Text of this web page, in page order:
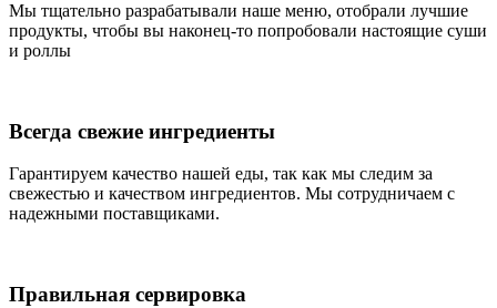
Мы тщательно разрабатывали наше меню, отобрали лучшие
продукты, чтобы вы наконец-то попробовали настоящие суши
и роллы
Всегда свежие ингредиенты
Гарантируем качество нашей еды, так как мы следим за
свежестью и качеством ингредиентов. Мы сотрудничаем с
надежными поставщиками.
Правильная сервировка